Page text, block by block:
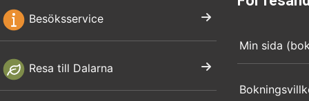
Besöksservice
Resa till Dalarna
Min sida